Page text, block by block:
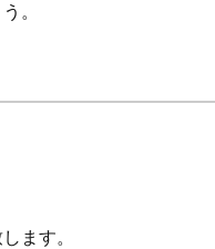
。
ます。